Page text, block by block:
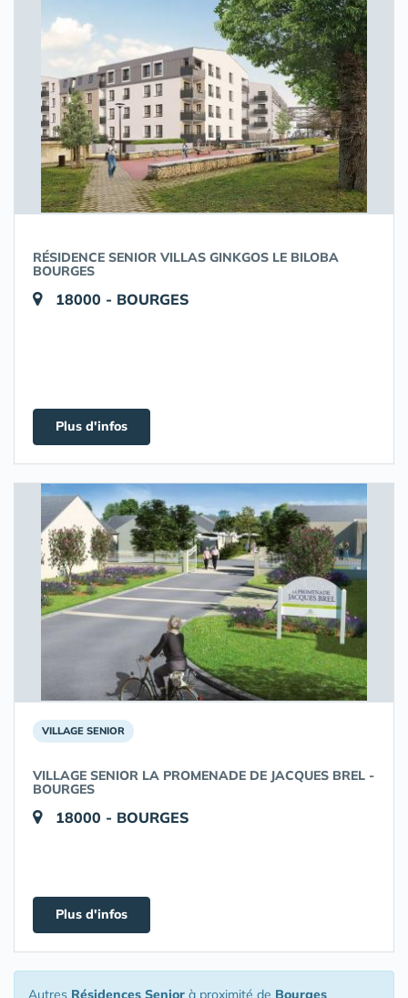
RÉSIDENCE SENIOR VILLAS GINKGOS LE BILOBA
BOURGES
18000 - BOURGES
Plus d'infos
VILLAGE SENIOR
VILLAGE SENIOR LA PROMENADE DE JACQUES BREL -
BOURGES
18000 - BOURGES
Plus d'infos
Autres Résidences Senior à proximité de Bourges